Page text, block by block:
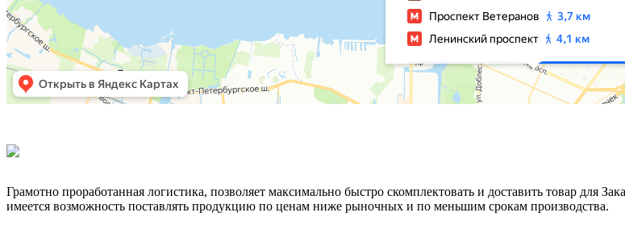
Грамотно проработанная логистика, позволяет максимально быстро скомплектовать и доставить товар для
имеется возможность поставлять продукцию по ценам ниже рыночных и по меньшим срокам производства.